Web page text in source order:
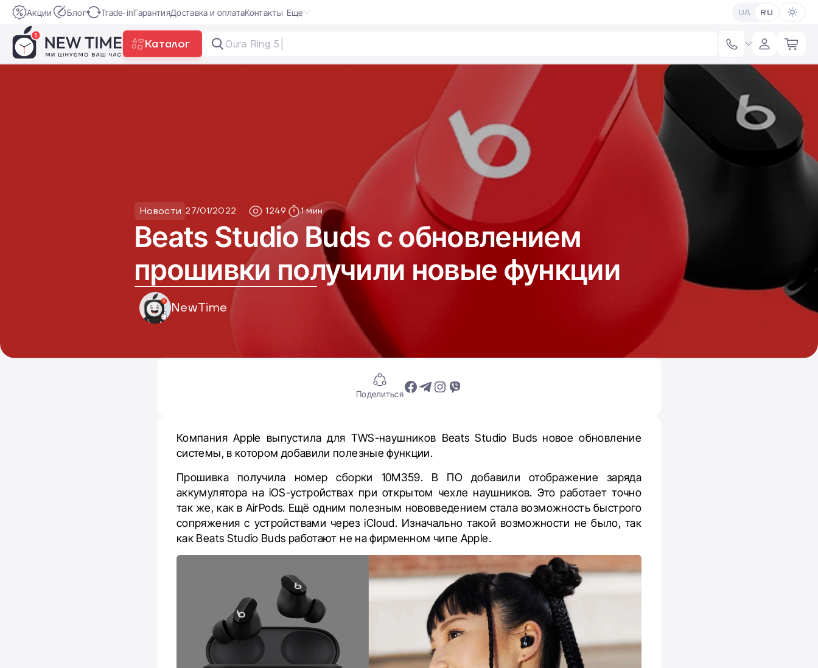
Акции Блог Trade-inГарантияДоставка и оплатаКонтакты Еще UA RU
Каталог Oura Ring
Новости 27/01/2022 1249 1 мин
Beats Studio Buds c обновлением
прошивки получили новые функции
NewTime
Поделиться
Компания Apple выпустила для TWS-наушников Beats Studio Buds новое обновление
системы, в котором добавили полезные функции.
Прошивка получила номер сборки 10M359. В ПО добавили отображение заряда
аккумулятора на iOS-устройствах при открытом чехле наушников. Это работает точно
так же, как в AirPods. Ещё одним полезным нововведением стала возможность быстрого
сопряжения с устройствами через iCloud. Изначально такой возможности не было, так
как Beats Studio Buds работают не на фирменном чипе Apple.